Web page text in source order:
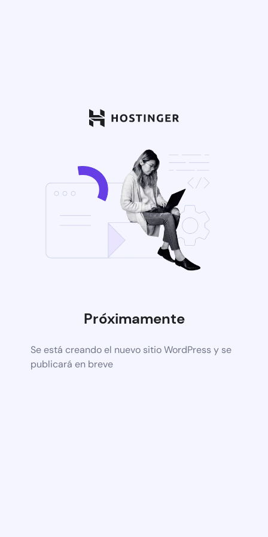
Próximamente
Se está creando el nuevo sitio WordPress y se
publicará en breve